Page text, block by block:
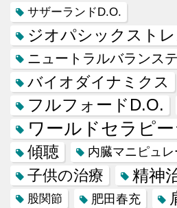
サザーランドD.O.
ジオパシックストレ
ニュートラルバランス
バイオダイナミクス
フルフォードD.O.
ワールドセラピ
傾聴 内臓マニピュ
子供の治療 精神
股関節 肥田春充